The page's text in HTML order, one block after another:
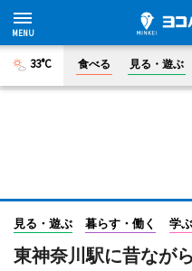
33°C 食べる 見る・遊ぶ
見る・遊ぶ 暮らす・働く 学
東神奈川駅に昔なが